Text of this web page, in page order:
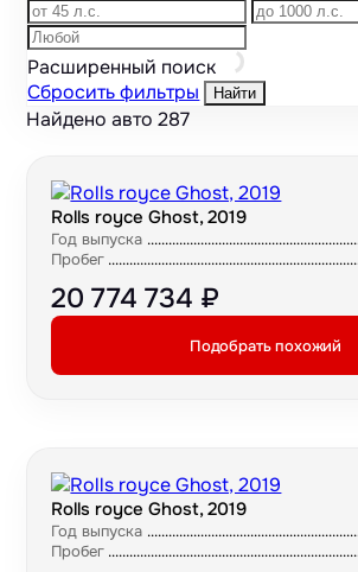
Расширенный поиск
Сбросить фильтры
Найти
Найдено авто287
Rolls royce Ghost, 2019
Год выпуска
Пробег
20 774 734 ₽
Подобрать похожий
Rolls royce Ghost, 2019
Год выпуска
Пробег